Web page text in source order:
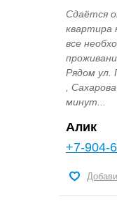
Сдаётся
квартира
все
Рядом ул.
,
минут...
Алик
+7-904-